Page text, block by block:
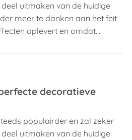
uitmaken van de huidige
meer te danken aan het feit
oplevert en omdat…
decoratieve
populairder en zal zeker
uitmaken van de huidige